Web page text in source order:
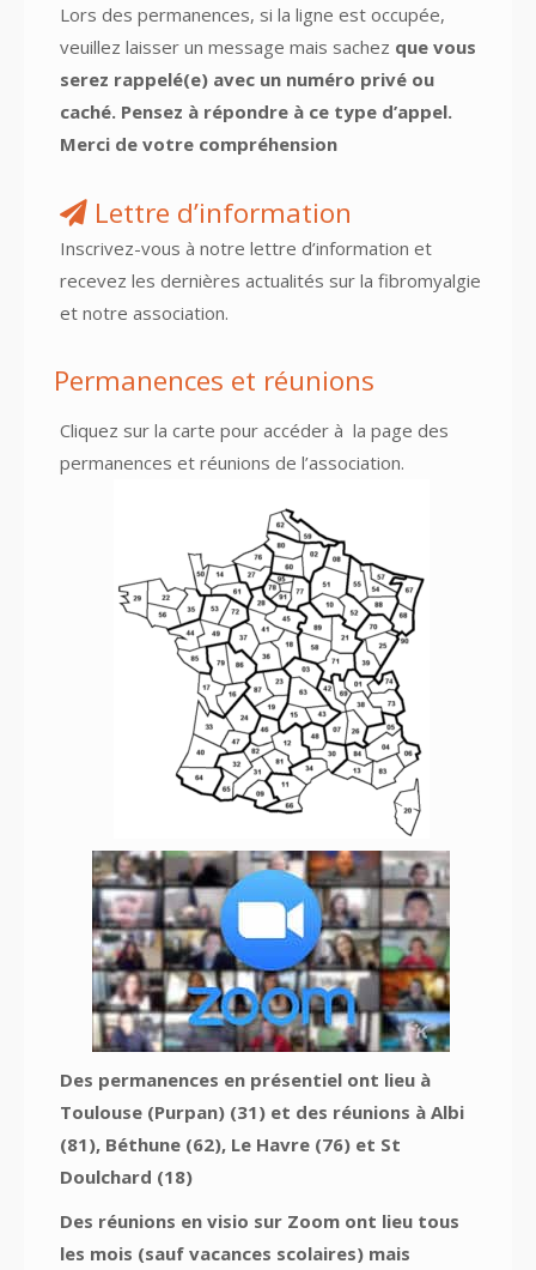
Lors des permanences, si la ligne est occupée,
veuillez laisser un message mais sachez que vous
serez rappelé(e) avec un numéro privé ou
caché. Pensez à répondre à ce type d’appel.
Merci de votre compréhension
Lettre d’information
Inscrivez-vous à notre lettre d’information et
recevez les dernières actualités sur la fibromyalgie
et notre association.
Permanences et réunions
Cliquez sur la carte pour accéder à la page des
permanences et réunions de l’association.
Des permanences en présentiel ont lieu à
Toulouse (Purpan) (31) et des réunions à Albi
(81), Béthune (62), Le Havre (76) et St
Doulchard (18)
Des réunions en visio sur Zoom ont lieu tous
les mois (sauf vacances scolaires) mais